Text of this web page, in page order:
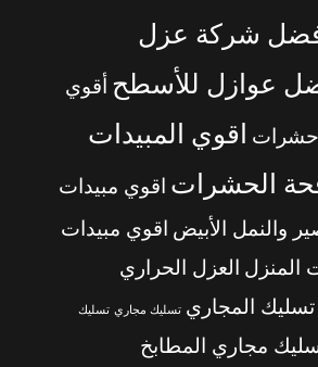
شركة عزل
عوازل للأسطح أقوي
حشرات
اقوي المبيدات
الحشرات اقوي مبيدات
والنمل الأبيض اقوي مبيدات
المنزل العزل الحراري
تسليك المجاري تسليك مجاري تسليك
مجاري المطابخ